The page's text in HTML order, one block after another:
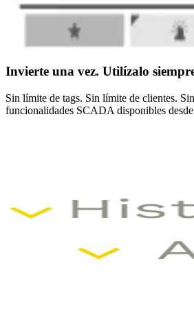
Invierte una vez. Utilízalo
Sin límite de tags. Sin límite de clientes.
funcionalidades SCADA disponibles